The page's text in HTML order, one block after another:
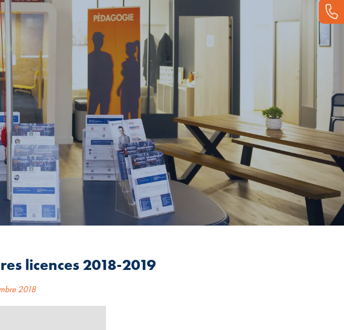
licences 2018-2019
2018